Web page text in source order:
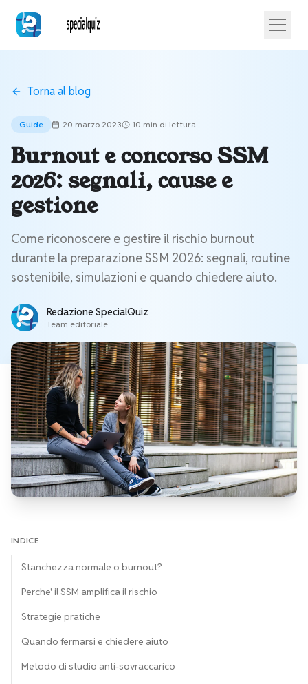
Torna al blog
Guide 20 marzo 2023 10 min di lettura
Burnout e concorso SSM
2026: segnali, cause e
gestione
Come riconoscere e gestire il rischio burnout
durante la preparazione SSM 2026: segnali, routine
sostenibile, simulazioni e quando chiedere aiuto.
Redazione SpecialQuiz
Team editoriale
INDICE
Stanchezza normale o burnout?
Perche' il SSM amplifica il rischio
Strategie pratiche
Quando fermarsi e chiedere aiuto
Metodo di studio anti-sovraccarico